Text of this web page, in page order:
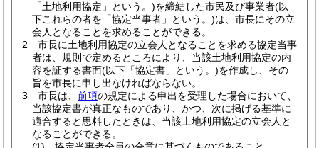
「土地利用協定」という。)を締結した市民及び事業者(以
下これらの者を「協定当事者」という。)は、市長にその立
会人となることを求めることができる。
2
市長に土地利用協定の立会人となることを求める協定当事
者は、規則で定めるところにより、当該土地利用協定の内
容を証する書面(以下「協定書」という。)を作成し、その
旨を市長に申し出なければならない。
3
市長は、 前項の規定による申出を受理した場合において、
当該協定書が真正なものであり、かつ、次に掲げる基準に
適合すると思料したときは、当該土地利用協定の立会人と
なることができる。